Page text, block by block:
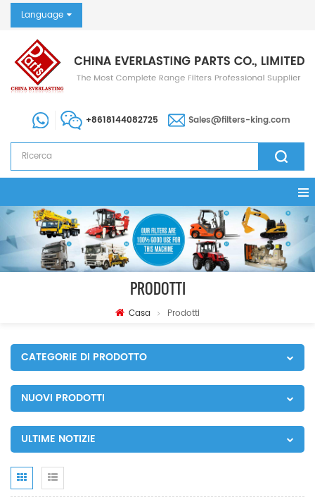
Language
+8618144082725 Sales@filters-king.com
PRODOTTI
Casa Prodotti
CATEGORIE DI PRODOTTO
NUOVI PRODOTTI
ULTIME NOTIZIE